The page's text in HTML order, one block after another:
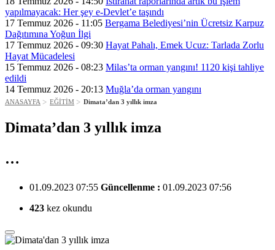
yapılmayacak: Her şey e-Devlet’e taşındı
17 Temmuz 2026 - 11:05 Bergama Belediyesi’nin Ücretsiz Karpuz
Dağıtımına Yoğun İlgi
17 Temmuz 2026 - 09:30 Hayat Pahalı, Emek Ucuz: Tarlada Zorlu
Hayat Mücadelesi
15 Temmuz 2026 - 08:23 Milas’ta orman yangını! 1120 kişi tahliye
edildi
14 Temmuz 2026 - 20:13 Muğla’da orman yangını
ANASAYFA EĞİTİM Dimata’dan 3 yıllık imza
Dimata’dan 3 yıllık imza
…
01.09.2023 07:55 Güncellenme : 01.09.2023 07:56
423 kez okundu